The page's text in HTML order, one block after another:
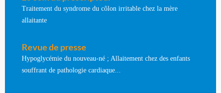
Traitement du syndrome du côlon irritable chez la mère
allaitante
Revue de presse
Hypoglycémie du nouveau-né ; Allaitement chez des enfants
souffrant de pathologie cardiaque...